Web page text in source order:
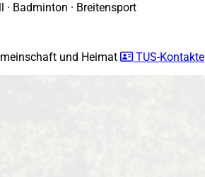
· Badminton · Breitensport
und Heimat TUS-Kontakte